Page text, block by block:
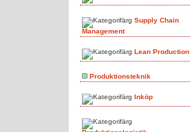
Supply Chain
Management
Lean Production
Produktionsteknik
Inköp